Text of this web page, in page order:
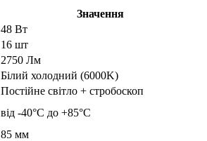
Значення
48 Вт
16 шт
2750 Лм
Білий холодний (6000K)
Постійне світло + стробоскоп
від -40°C до +85°C
85 мм